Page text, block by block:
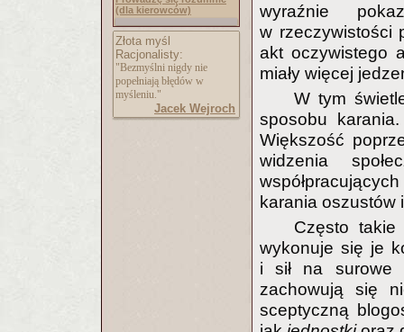
(dla kierowców)
Złota myśl
Racjonalisty:
"Bezmyślni nigdy nie
popełniają błędów w
myśleniu."
Jacek Wejroch
wyraźnie
w rzeczywistości
akt oczywistego
miały więcej
W tym
sposobu
Większość
widzenia
karania oszustów
Często
wykonuje się je
i sił na surowe
zachowują się
sceptyczną